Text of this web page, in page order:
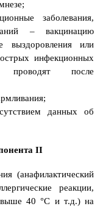
заболевания,
– вакцинацию
выздоровления или
инфекционных
проводят после
данных об
II
(анафилактический
реакции,
выше 40 °С и т.д.) на